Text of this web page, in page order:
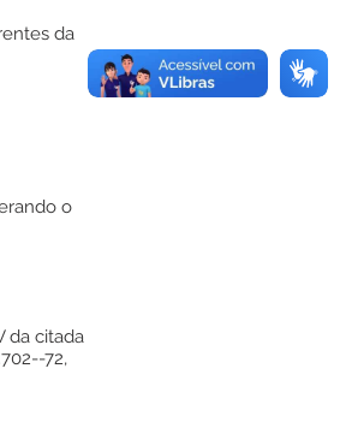
da
o
da citada
72,